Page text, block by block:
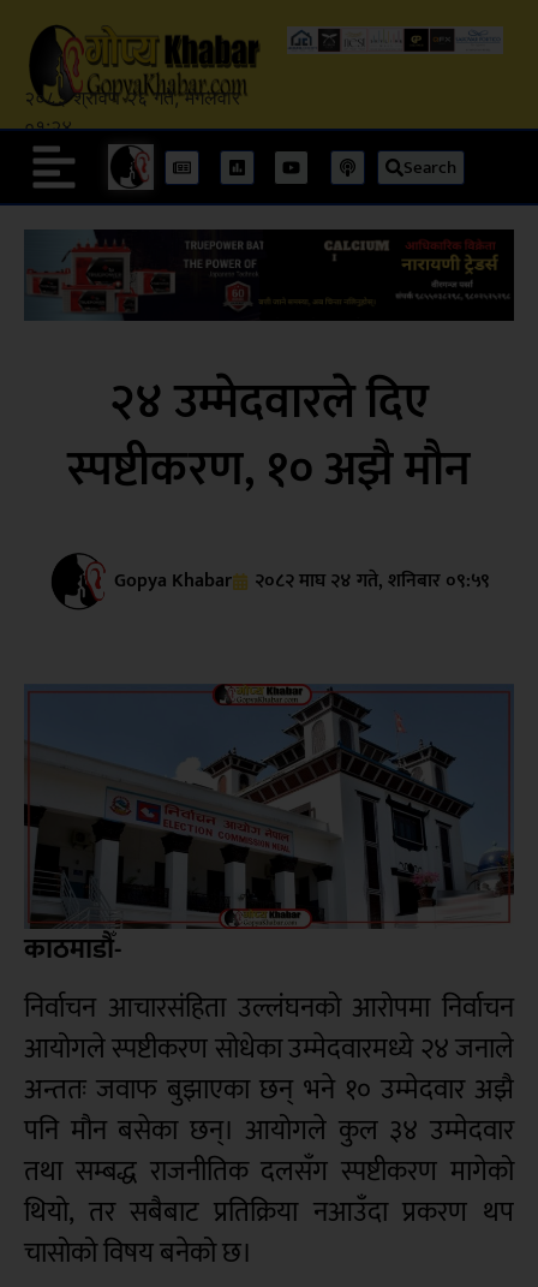
२०८३ श्रावण २६ गते, मंगलवार
०१:२४
Search
२४ उम्मेदवारले दिए
स्पष्टीकरण, १० अझै मौन
Gopya Khabar २०८२ माघ २४ गते, शनिबार ०९:५९
काठमाडौँ-
निर्वाचन आचारसंहिता उल्लंघनको आरोपमा निर्वाचन
आयोगले स्पष्टीकरण सोधेका उम्मेदवारमध्ये २४ जनाले
अन्ततः जवाफ बुझाएका छन् भने १० उम्मेदवार अझै
पनि मौन बसेका छन्। आयोगले कुल ३४ उम्मेदवार
तथा सम्बद्ध राजनीतिक दलसँग स्पष्टीकरण मागेको
थियो, तर सबैबाट प्रतिक्रिया नआउँदा प्रकरण थप
चासोको विषय बनेको छ।